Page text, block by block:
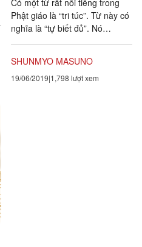
Có một từ rất nổi tiếng trong
Phật giáo là “tri túc”. Từ này có
nghĩa là “tự biết đủ”. Nó
nên đòi hỏi gì hơn. Và người có
tâm như thế là người sống
SHUNMYO MASUNO
19/06/2019 1,798 lượt xem